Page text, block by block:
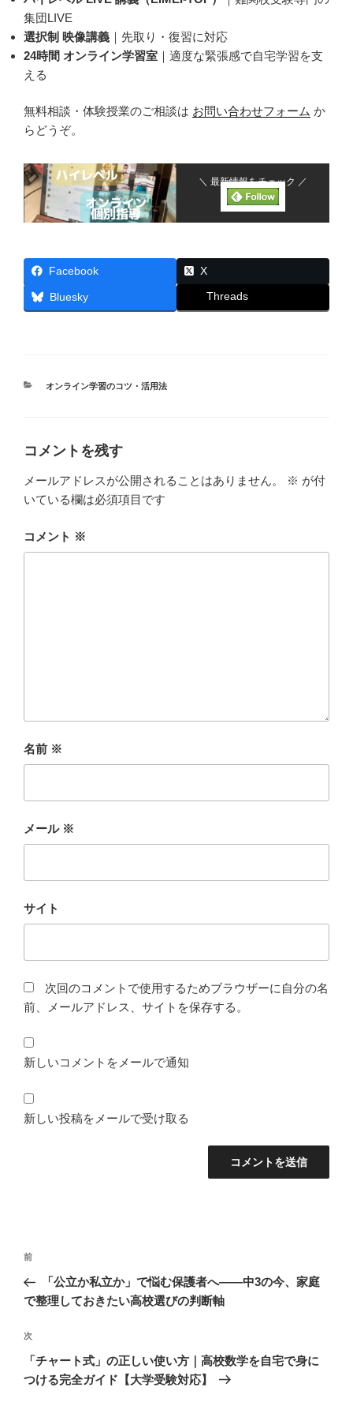
集団LIVE
選択制 映像講義 ｜先取り・復習に対応
24時間 オンライン学習室 ｜適度な緊張感で自宅学習を支
える
無料相談・体験授業のご相談は お問い合わせフォーム か
らどうぞ。
＼ 最新情報をチェック ／
Facebook X
Bluesky Threads
カ
オンライン学習のコツ・活用法
コメントを残す
メールアドレスが公開されることはありません。 ※ が付
いている欄は必須項目です
コメント ※
名前 ※
メール ※
サイト
次回のコメントで使用するためブラウザーに自分の名
前、メールアドレス、サイトを保存する。
新しいコメントをメールで通知
新しい投稿をメールで受け取る
投
ナ
ゲ
ー
シ
前
の
投
前
「公立か私立か」で悩む保護者へ――中3の今、家庭
で整理しておきたい高校選びの判断軸
次
の
投
次
「チャート式」の正しい使い方｜高校数学を自宅で身に
つける完全ガイド【大学受験対応】